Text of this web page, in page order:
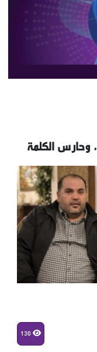
وحارس الكلمة
130